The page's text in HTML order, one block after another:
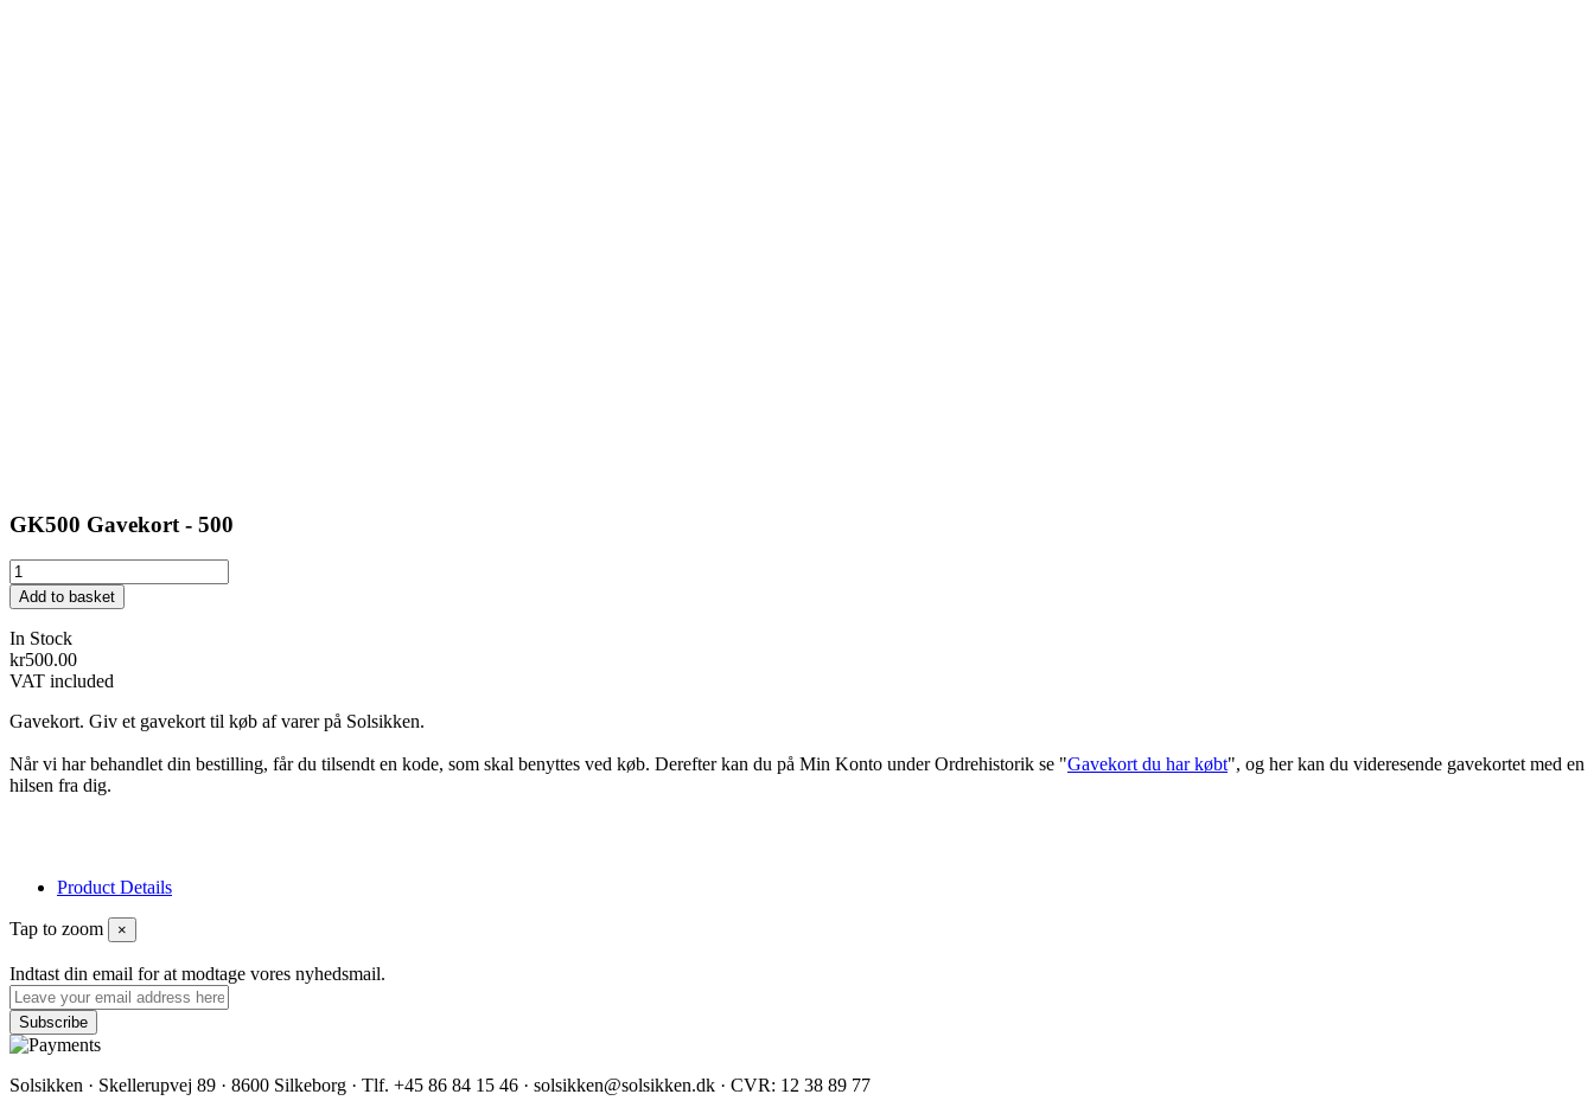
GK500 Gavekort - 500
Add to basket
In Stock
kr500.00
VAT included
Gavekort. Giv et gavekort til køb af varer på Solsikken.
Når vi har behandlet din bestilling, får du tilsendt en kode, som skal benyttes ved køb. Derefter kan du på Min Konto under Ordrehistorik se "Gavekort du har købt", og her kan du videresende gavekortet med en
hilsen fra dig.
Product Details
Tap to zoom ×
Indtast din email for at modtage vores nyhedsmail.
Solsikken · Skellerupvej 89 · 8600 Silkeborg · Tlf. +45 86 84 15 46 · solsikken@solsikken.dk · CVR: 12 38 89 77